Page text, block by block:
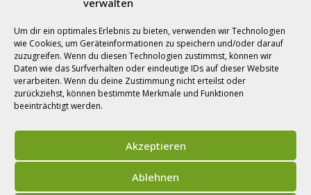
verwalten
Um dir ein optimales Erlebnis zu bieten, verwenden wir Technologien
wie Cookies, um Geräteinformationen zu speichern und/oder darauf
zuzugreifen. Wenn du diesen Technologien zustimmst, können wir
Daten wie das Surfverhalten oder eindeutige IDs auf dieser Website
verarbeiten. Wenn du deine Zustimmung nicht erteilst oder
zurückziehst, können bestimmte Merkmale und Funktionen
beeinträchtigt werden.
Akzeptieren
Ablehnen
zurückziehen
Im Normalfall zieht sich der
Wolf von selbst zurück, falls
nicht machen Sie sich durch,
z.B. Rufe, starkes Gestikulieren
und klatschen, bemerkbar
Tieres mit Gegenständen
werfen
Hundehalter sollten in